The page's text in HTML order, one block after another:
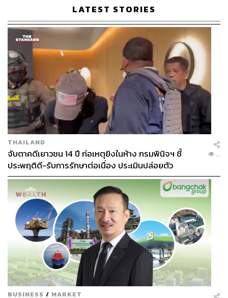
LATEST STORIES
THAILAND
จับตาคดีเยาวชน 14 ปี ก่อเหตุยิงในห้าง กรมพินิจฯ ชี้
ประพฤติดี-รับการรักษาต่อเนื่อง ประเมินปล่อยตัว
...
BUSINESS / MARKET